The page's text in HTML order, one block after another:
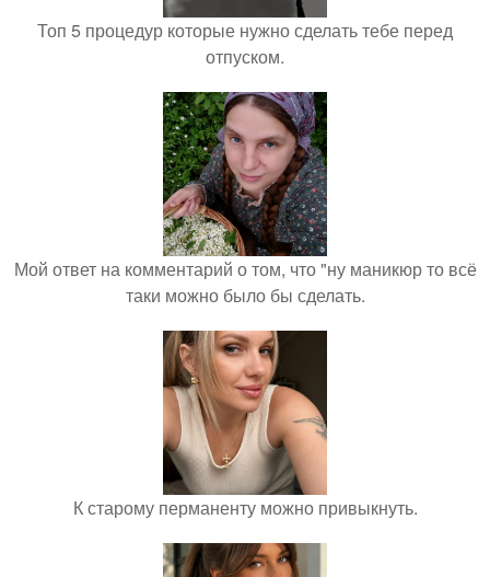
Топ 5 процедур которые нужно сделать тебе перед
отпуском.
Мой ответ на комментарий о том, что "ну маникюр то всё
таки можно было бы сделать.
К старому перманенту можно привыкнуть.